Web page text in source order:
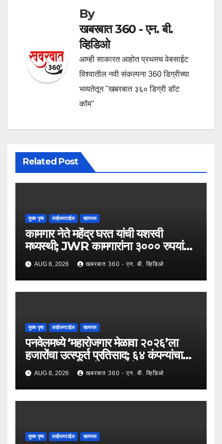
By
खबरबात 360 - एन. बी.
व्हिडिओ
आम्ही साकारत आहोत प्रथमच वेबसाईट
विश्वातील नवी संकल्पना 360 डिग्रीच्या
भव्यतेतून "खबरबात ३६० डिग्री डॉट
कॉम"
Related Post
मुख्य पृष्ठ लाईफस्टाईल व्हायरल
कामगार नेते महेंद्र घरत यांची यशस्वी
मध्यस्थी; JWR कामगारांना ३००० रुपयांची
पगारवाढ
AUG 8, 2026 खबरबात 360 - एन. बी. व्हिडिओ
मुख्य पृष्ठ लाईफस्टाईल व्हायरल
पनवेलमध्ये ‘महारोजगार मेळावा २०२६’ला
हजारोंचा उत्स्फूर्त प्रतिसाद; ६४ कंपन्यांचा
सहभाग; २५०२ उमेदवारांनी घेतला लाभ !
AUG 8, 2026 खबरबात 360 - एन. बी. व्हिडिओ
मुख्य पृष्ठ लाईफस्टाईल व्हायरल